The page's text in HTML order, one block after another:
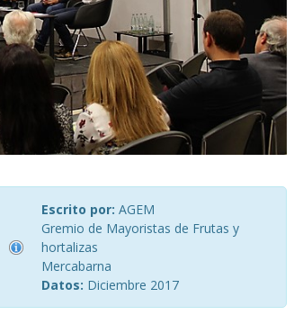
Escrito por: AGEM
Gremio de Mayoristas de Frutas y
hortalizas
Mercabarna
Datos: Diciembre 2017